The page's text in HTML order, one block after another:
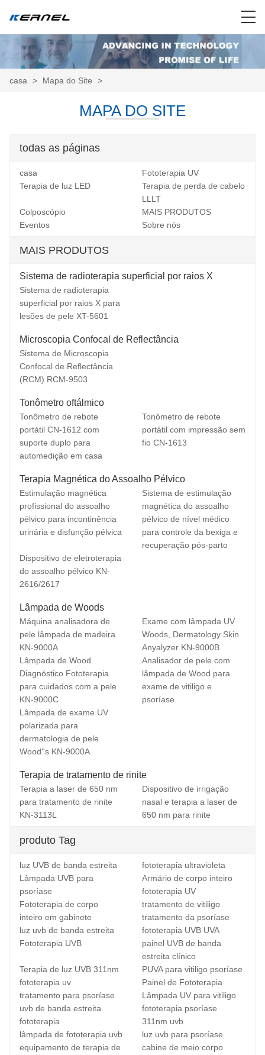
casa > Mapa do Site >
MAPA DO SITE
todas as páginas
casa
Fototerapia UV
Terapia de luz LED
Terapia de perda de cabelo
LLLT
Colposcópio
MAIS PRODUTOS
Eventos
Sobre nós
MAIS PRODUTOS
Sistema de radioterapia superficial por raios X
Sistema de radioterapia
superficial por raios X para
lesões de pele XT-5601
Microscopia Confocal de Reflectância
Sistema de Microscopia
Confocal de Reflectância
(RCM) RCM-9503
Tonômetro oftálmico
Tonômetro de rebote
portátil CN-1612 com
suporte duplo para
automedição em casa
Tonômetro de rebote
portátil com impressão sem
fio CN-1613
Terapia Magnética do Assoalho Pélvico
Estimulação magnética
profissional do assoalho
pélvico para incontinência
urinária e disfunção pélvica
Sistema de estimulação
magnética do assoalho
pélvico de nível médico
para controle da bexiga e
recuperação pós-parto
Dispositivo de eletroterapia
do assoalho pélvico KN-
2616/2617
Lâmpada de Woods
Máquina analisadora de
pele lâmpada de madeira
KN-9000A
Exame com lâmpada UV
Woods, Dermatology Skin
Anyalyzer KN-9000B
Lâmpada de Wood
Diagnóstico Fototerapia
para cuidados com a pele
KN-9000C
Analisador de pele com
lâmpada de Wood para
exame de vitiligo e
psoríase.
Lâmpada de exame UV
polarizada para
dermatologia de pele
Wood''s KN-9000A
Terapia de tratamento de rinite
Terapia a laser de 650 nm
para tratamento de rinite
KN-3113L
Dispositivo de irrigação
nasal e terapia a laser de
650 nm para rinite
produto Tag
luz UVB de banda estreita
fototerapia ultravioleta
Lâmpada UVB para
psoríase
Armário de corpo inteiro
fototerapia UV
Fototerapia de corpo
inteiro em gabinete
tratamento de vitiligo
tratamento da psoríase
luz uvb de banda estreita
fototerapia UVB UVA
Fototerapia UVB
painel UVB de banda
estreita clínico
Terapia de luz UVB 311nm
PUVA para vitiligo psoríase
fototerapia uv
Painel de Fototerapia
tratamento para psoríase
Lâmpada UV para vitiligo
uvb de banda estreita
fototerapia psoríase
fototerapia
311nm uvb
lâmpada de fototerapia uvb
luz uvb para psoríase
equipamento de terapia de
cabine de meio corpo